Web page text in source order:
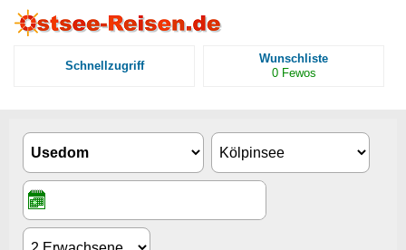
Schnellzugriff
Wunschliste
0 Fewos